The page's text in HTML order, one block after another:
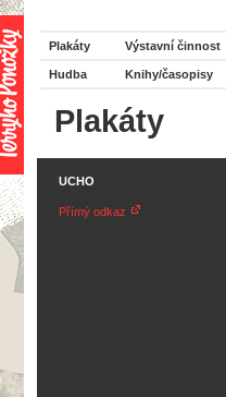
Plakáty Výstavní činnost
Hudba Knihy/časopisy
Plakáty
UCHO
Přímý odkaz